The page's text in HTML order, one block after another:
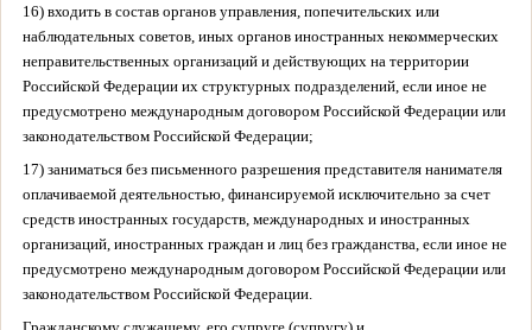
16) входить в состав органов управления, попечительских или
наблюдательных советов, иных органов иностранных некоммерческих
неправительственных организаций и действующих на территории
Российской Федерации их структурных подразделений, если иное не
предусмотрено международным договором Российской Федерации или
законодательством Российской Федерации;
17) заниматься без письменного разрешения представителя нанимателя
оплачиваемой деятельностью, финансируемой исключительно за счет
средств иностранных государств, международных и иностранных
организаций, иностранных граждан и лиц без гражданства, если иное не
предусмотрено международным договором Российской Федерации или
законодательством Российской Федерации.